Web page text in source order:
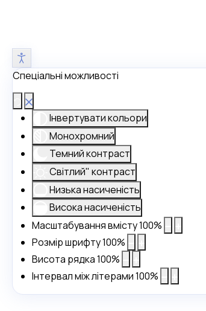
Спеціальні можливості
Інвертувати кольори
Монохромний
Темний контраст
Світлий" контраст
Низька насиченість
Висока насиченість
Масштабування вмісту100%
Розмір шрифту100%
Висота рядка100%
Інтервал між літерами100%